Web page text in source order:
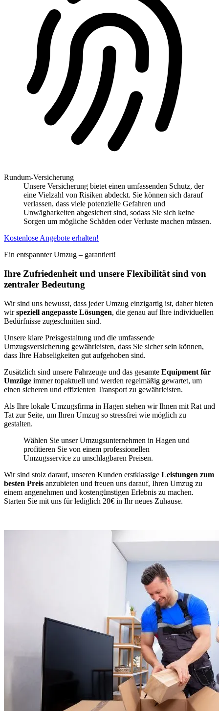
Rundum-Versicherung
Unsere Versicherung bietet einen umfassenden Schutz, der
eine Vielzahl von Risiken abdeckt. Sie können sich darauf
verlassen, dass viele potenzielle Gefahren und
Unwägbarkeiten abgesichert sind, sodass Sie sich keine
Sorgen um mögliche Schäden oder Verluste machen müssen.
Kostenlose Angebote erhalten!
Ein entspannter Umzug – garantiert!
Ihre Zufriedenheit und unsere Flexibilität sind von
zentraler Bedeutung
Wir sind uns bewusst, dass jeder Umzug einzigartig ist, daher bieten
wirspeziell angepasste Lösungen, die genau auf Ihre individuellen
Bedürfnisse zugeschnitten sind.
Unsere klare Preisgestaltung und die umfassende
Umzugsversicherung gewährleisten, dass Sie sicher sein können,
dass Ihre Habseligkeiten gut aufgehoben sind.
Zusätzlich sind unsere Fahrzeuge und das gesamte Equipment für
Umzüge immer topaktuell und werden regelmäßig gewartet, um
einen sicheren und effizienten Transport zu gewährleisten.
Als Ihre lokale Umzugsfirma in Hagen stehen wir Ihnen mit Rat und
Tat zur Seite, um Ihren Umzug so stressfrei wie möglich zu
gestalten.
Wählen Sie unser Umzugsunternehmen in Hagen und
profitieren Sie von einem professionellen
Umzugsservice zu unschlagbaren Preisen.
Wir sind stolz darauf, unseren Kunden erstklassige Leistungen zum
besten Preis anzubieten und freuen uns darauf, Ihren Umzug zu
einem angenehmen und kostengünstigen Erlebnis zu machen.
Starten Sie mit uns für lediglich 28€ in Ihr neues Zuhause.